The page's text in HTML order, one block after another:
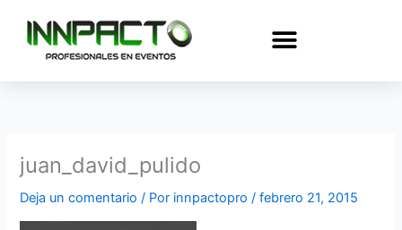
contenido
juan_david_pulido
Deja un comentario / Por innpactopro/febrero 21, 2015